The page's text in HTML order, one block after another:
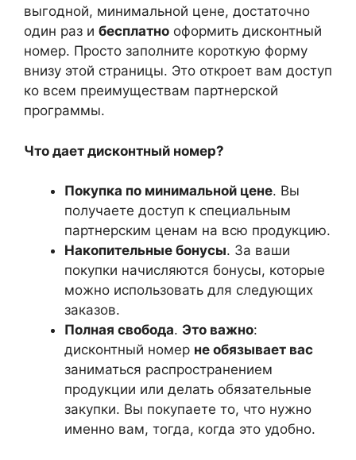
выгодной, минимальной цене, достаточно
один раз и бесплатно оформить дисконтный
номер. Просто заполните короткую форму
внизу этой страницы. Это откроет вам доступ
ко всем преимуществам партнерской
программы.
Что дает дисконтный номер?
Покупка по минимальной цене. Вы
получаете доступ к специальным
партнерским ценам на всю продукцию.
Накопительные бонусы. За ваши
покупки начисляются бонусы, которые
можно использовать для следующих
заказов.
Полная свобода. Это важно:
дисконтный номер не обязывает вас
заниматься распространением
продукции или делать обязательные
закупки. Вы покупаете то, что нужно
именно вам, тогда, когда это удобно.